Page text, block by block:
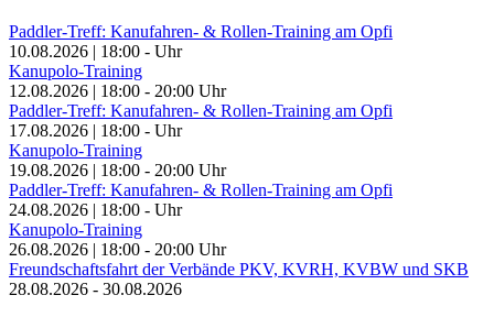
Paddler-Treff: Kanufahren- & Rollen-Training am Opfi
10.08.2026 | 18:00 - Uhr
Kanupolo-Training
12.08.2026 | 18:00 - 20:00 Uhr
Paddler-Treff: Kanufahren- & Rollen-Training am Opfi
17.08.2026 | 18:00 - Uhr
Kanupolo-Training
19.08.2026 | 18:00 - 20:00 Uhr
Paddler-Treff: Kanufahren- & Rollen-Training am Opfi
24.08.2026 | 18:00 - Uhr
Kanupolo-Training
26.08.2026 | 18:00 - 20:00 Uhr
Freundschaftsfahrt der Verbände PKV, KVRH, KVBW und SKB
28.08.2026 - 30.08.2026